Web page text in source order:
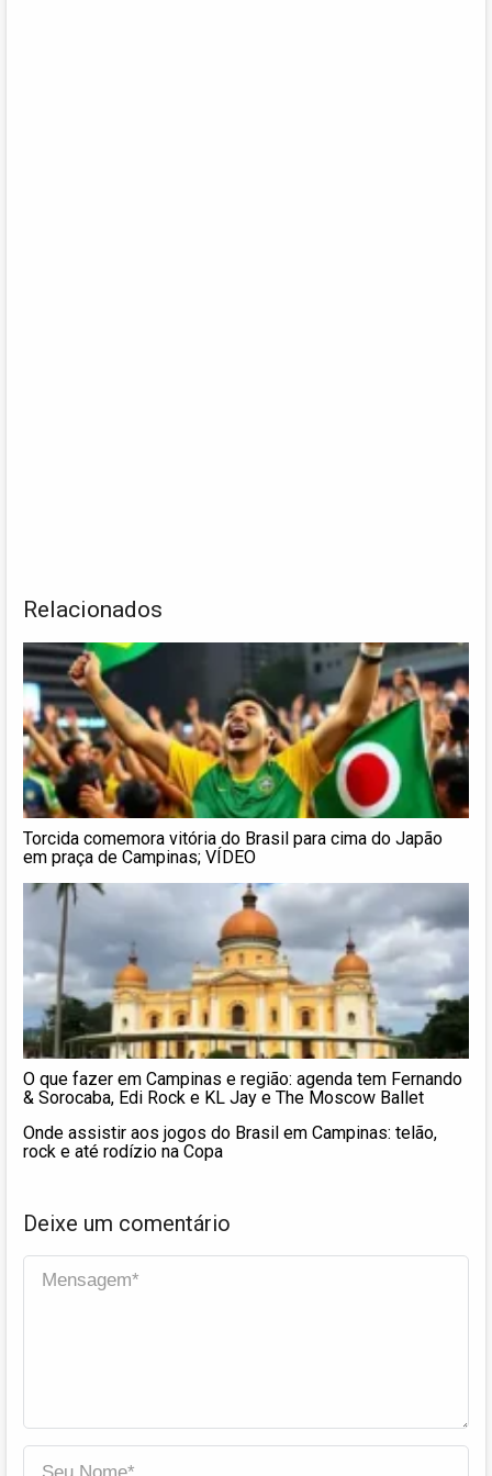
Relacionados
Torcida comemora vitória do Brasil para cima do Japão
em praça de Campinas; VÍDEO
O que fazer em Campinas e região: agenda tem Fernando
& Sorocaba, Edi Rock e KL Jay e The Moscow Ballet
Onde assistir aos jogos do Brasil em Campinas: telão,
rock e até rodízio na Copa
Deixe um comentário